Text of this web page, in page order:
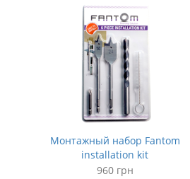
Монтажный набор Fantom
installation kit
960 грн